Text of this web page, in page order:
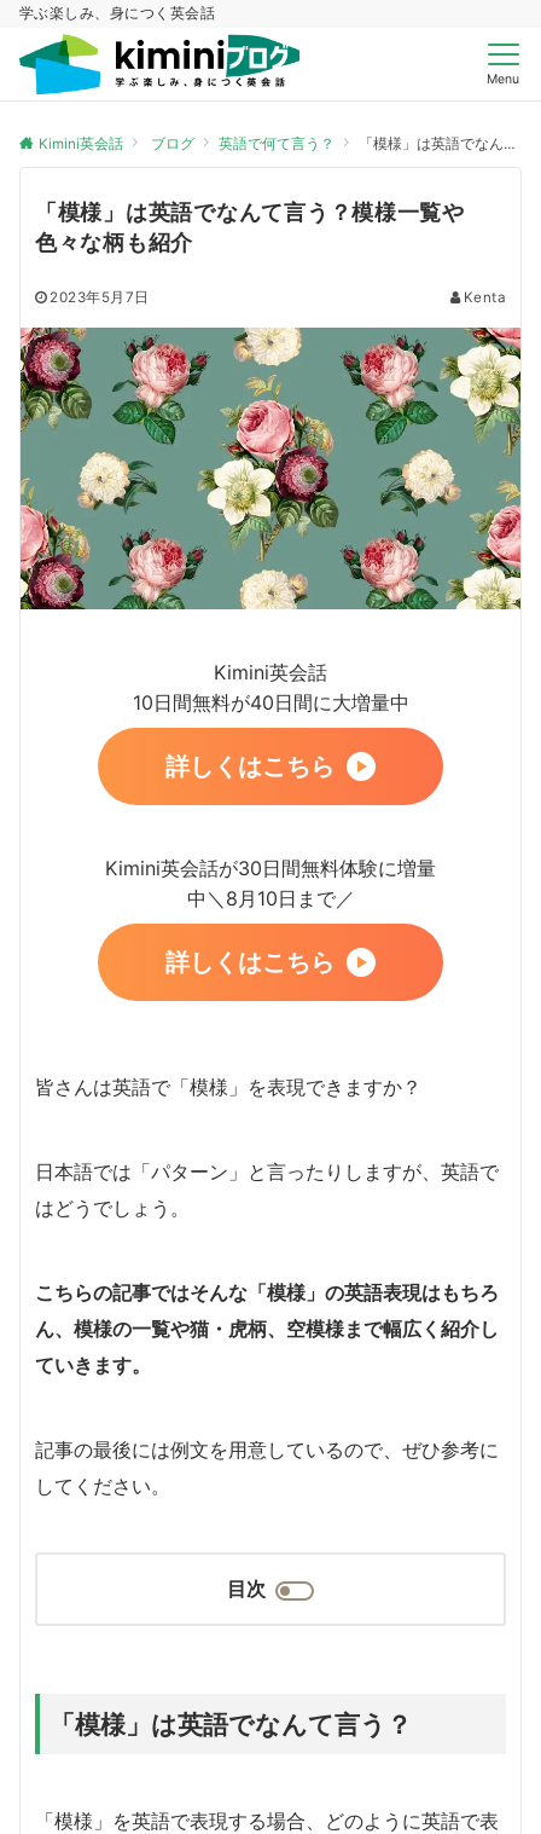
学ぶ楽しみ、身につく英会話
Menu
Kimini英会話 ブログ 英語で何て言う？ 「模様」は英語でなんて言う？模様一覧や色々な柄も紹介
「模様」は英語でなんて言う？模様一覧や
色々な柄も紹介
2023年5月7日 Kenta
Kimini英会話
10日間無料が40日間に大増量中
詳しくはこちら
Kimini英会話が30日間無料体験に増量
中＼8月10日まで／
詳しくはこちら
皆さんは英語で「模様」を表現できますか？
日本語では「パターン」と言ったりしますが、英語で
はどうでしょう。
こちらの記事ではそんな「模様」の英語表現はもちろ
ん、模様の一覧や猫・虎柄、空模様まで幅広く紹介し
ていきます。
記事の最後には例文を用意しているので、ぜひ参考に
してください。
目次
「模様」は英語でなんて言う？
「模様」を英語で表現する場合、どのように英語で表